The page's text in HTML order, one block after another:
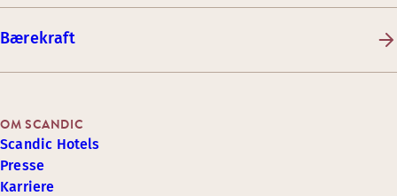
Bærekraft
OM SCANDIC
Scandic Hotels
Presse
Karriere